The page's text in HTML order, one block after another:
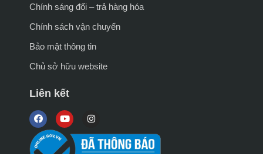
Chính sáng đổi – trả hàng hóa
Chính sách vận chuyển
Bảo mật thông tin
Chủ sở hữu website
Liên kết